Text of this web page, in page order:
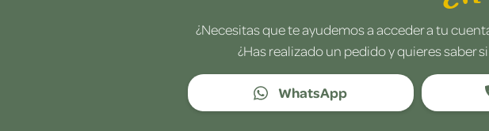
¿Necesitas que te ayudemos a acceder a tu
¿Has realizado un pedido y quieres saber
WhatsApp